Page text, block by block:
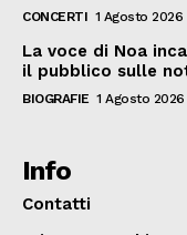
CONCERTI 1 Agosto 2026
La voce di Noa
il pubblico sulle
BIOGRAFIE 1 Agosto 2026
Info
Contatti